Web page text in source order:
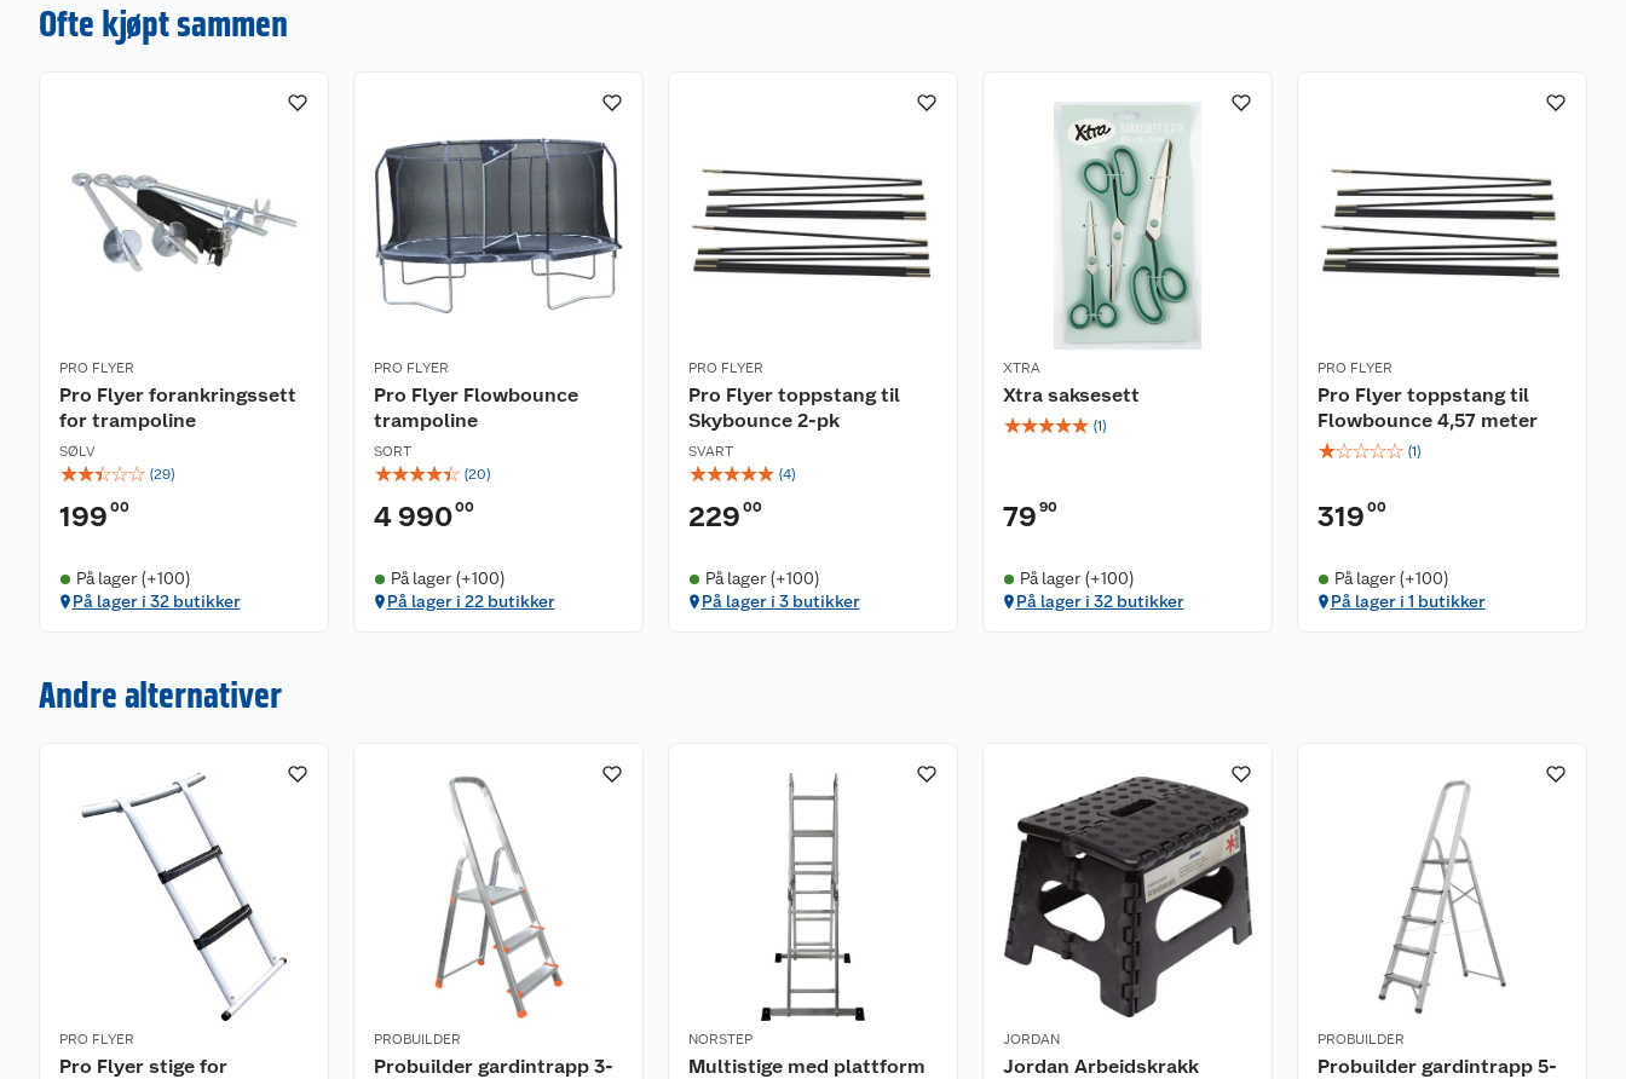
Ofte kjøpt sammen
PRO FLYER
Pro Flyer forankringssett
for trampoline
SØLV
☆☆☆☆☆ (29)
199 00
På lager (+100)
På lager i 32 butikker
PRO FLYER
Pro Flyer Flowbounce
trampoline
SORT
☆☆☆☆☆ (20)
4 99000
På lager (+100)
På lager i 22 butikker
PRO FLYER
Pro Flyer toppstang til
Skybounce 2-pk
SVART
☆☆☆☆☆ (4)
229 00
På lager (+100)
På lager i 3 butikker
XTRA
Xtra saksesett
☆☆☆☆☆ (1)
79 90
På lager (+100)
På lager i 32 butikker
PRO FLYER
Pro Flyer toppstang til
Flowbounce 4,57 meter
☆☆☆☆☆ (1)
319 00
På lager (+100)
På lager i 1 butikker
Andre alternativer
PRO FLYER
Pro Flyer stige for
PROBUILDER
Probuilder gardintrapp 3-
NORSTEP
Multistige med plattform
JORDAN
Jordan Arbeidskrakk
PROBUILDER
Probuilder gardintrapp 5-